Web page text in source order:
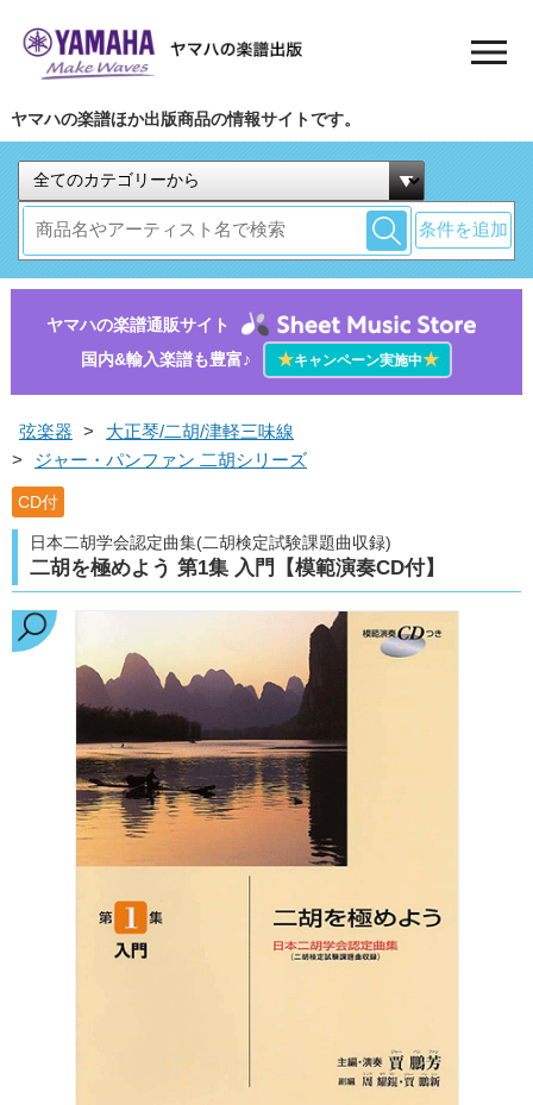
ヤマハの楽譜ほか出版商品の情報サイトです。
条件を追加
ヤマハの楽譜通販サイト
国内&輸入楽譜も豊富♪
★キャンペーン実施中★
弦楽器 >
大正琴/二胡/津軽三味線
>
ジャー・パンファン 二胡シリーズ
CD付
日本二胡学会認定曲集(二胡検定試験課題曲収録)
二胡を極めよう 第1集 入門【模範演奏CD付】